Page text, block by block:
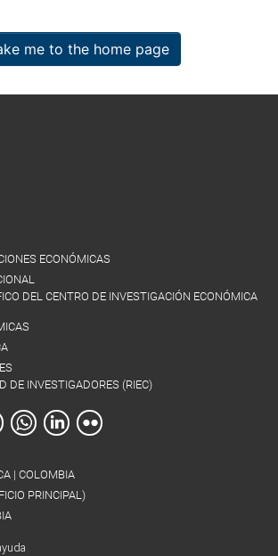
me to the home page
ECONÓMICAS
DEL CENTRO DE INVESTIGACIÓN ECONÓMICA
DE INVESTIGADORES (RIEC)
| COLOMBIA
PRINCIPAL)